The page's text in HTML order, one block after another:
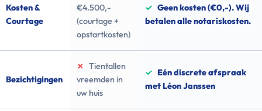
Kosten &
Courtage
€4.500,-
(courtage +
opstartkosten)
✓ Geen kosten (€0,-). Wij
betalen alle notariskosten.
Bezichtigingen
✗
Tientallen
vreemden in
uw huis
✓ Eén discrete afspraak
met Léon Janssen